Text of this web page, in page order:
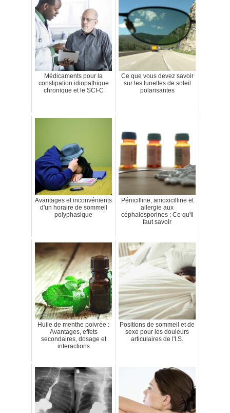
Médicaments pour la
constipation idiopathique
chronique et le SCI-C
Ce que vous devez savoir
sur les lunettes de soleil
polarisantes
Avantages et inconvénients
d'un horaire de sommeil
polyphasique
Pénicilline, amoxicilline et
allergie aux
céphalosporines : Ce qu'il
faut savoir
Huile de menthe poivrée :
Avantages, effets
secondaires, dosage et
interactions
Positions de sommeil et de
sexe pour les douleurs
articulaires de l'I.S.